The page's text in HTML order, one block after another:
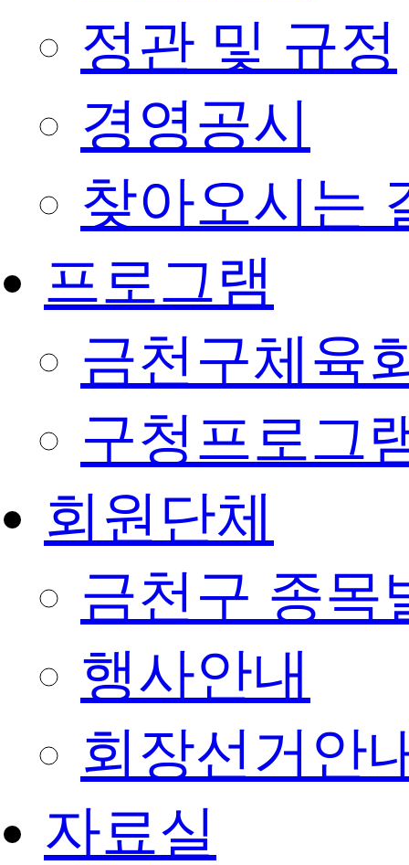
정관 및 규정
경영공시
찾아오시는
프로그램
금천구체육
구청프로그
회원단체
금천구 종목
행사안내
회장선거안
자료실